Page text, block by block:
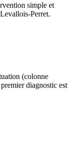
simple et
Perret.
(colonne
diagnostic est